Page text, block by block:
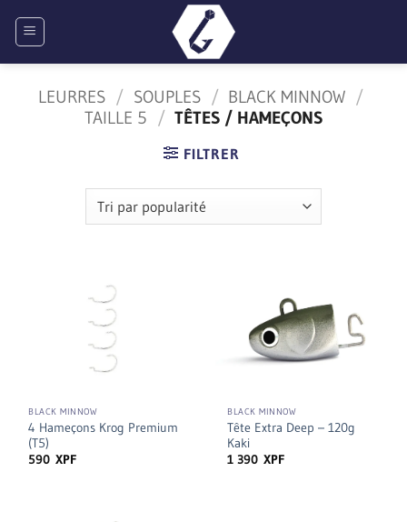
LEURRES / SOUPLES / BLACK MINNOW /
TAILLE 5 / TÊTES / HAMEÇONS
FILTRER
BLACK MINNOW
4 Hameçons Krog Premium
(T5)
590XPF
BLACK MINNOW
Tête Extra Deep – 120g
Kaki
1 390XPF